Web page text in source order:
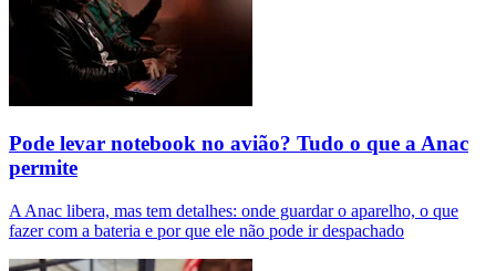
Pode levar notebook no avião? Tudo o que a Anac
permite
A Anac libera, mas tem detalhes: onde guardar o aparelho, o que
fazer com a bateria e por que ele não pode ir despachado